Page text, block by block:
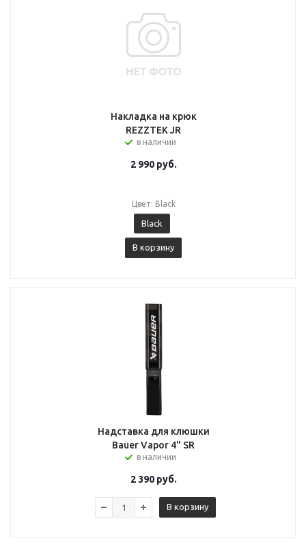
Накладка на крюк
REZZTEK JR
в наличии
2 990руб.
Цвет: Black
Black
В корзину
Надставка для клюшки
Bauer Vapor 4" SR
в наличии
2 390руб.
В корзину